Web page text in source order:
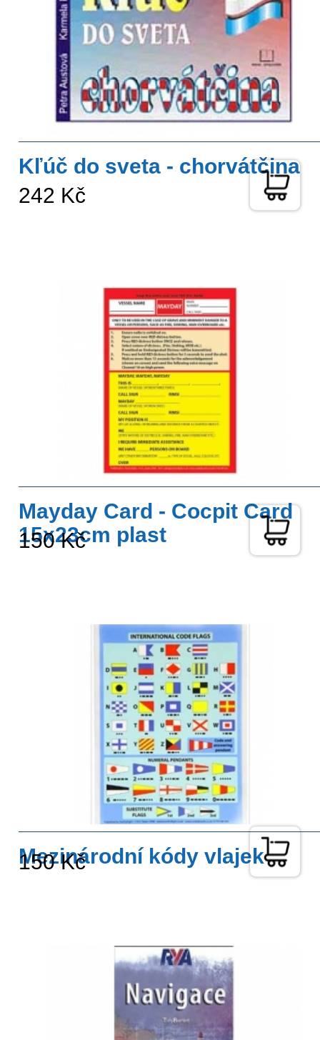
Kľúč do sveta - chorvátčina
242 Kč
Mayday Card - Cocpit Card
15x23cm plast
150 Kč
Mezinárodní kódy vlajek
150 Kč